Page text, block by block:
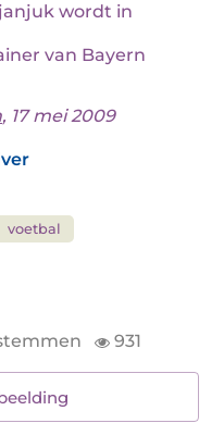
wordt in
van Bayern
, 17 mei 2009
voetbal
931